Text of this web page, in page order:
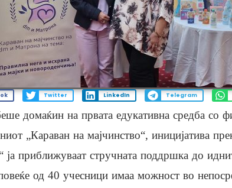
Twitter LinkedIn Telegram
домаќин на првата едукативна средба со
„Караван на мајчинство“, иницијатива
“ ја приближуваат стручната поддршка до
од 40 учесници имаа можност во